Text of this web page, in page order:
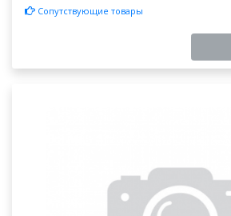
Сопутствующие товары